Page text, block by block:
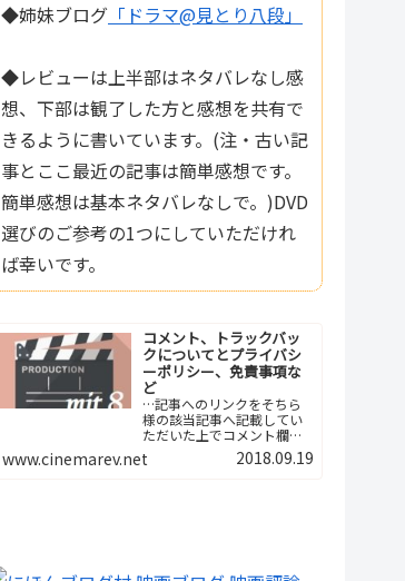
◆姉妹ブログ 「ドラマ@見とり八段」
◆レビューは上半部はネタバレなし感
想、下部は観了した方と感想を共有で
きるように書いています。(注・古い記
事とここ最近の記事は簡単感想です。
簡単感想は基本ネタバレなしで。)DVD
選びのご参考の1つにしていただけれ
ば幸いです。
コメント、トラックバッ
クについてとプライバシ
ーポリシー、免責事項な
ど
…記事へのリンクをそちら
様の該当記事へ記載してい
ただいた上でコメント欄へ
ご報告下さい。つまり、今
後は記事間の相互リンクと
www.cinemarev.net 2018.09.19